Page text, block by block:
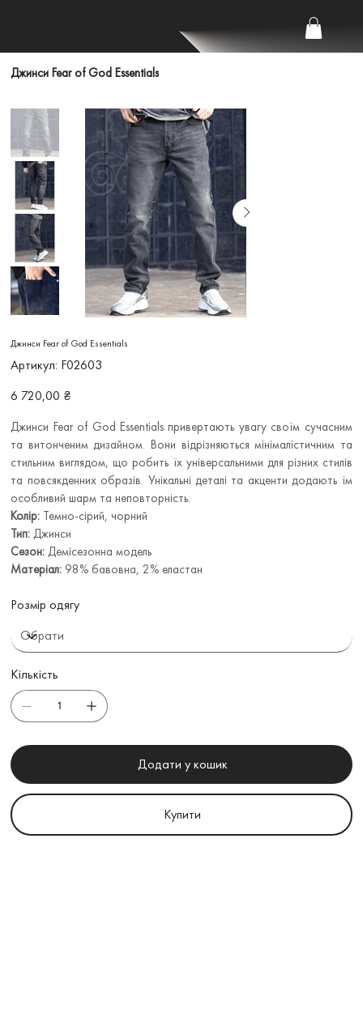
Джинси Fear of God Essentials
Джинси Fear of God Essentials
Артикул: Артикул
F02603
F02603
Ціна
6 720,00 ₴
Джинси Fear of God Essentials привертають увагу своїм сучасним
та витонченим дизайном. Вони відрізняються мінімалістичним та
стильним виглядом, що робить їх універсальними для різних стилів
та повсякденних образів. Унікальні деталі та акценти додають їм
особливий шарм та неповторність.
Колір: Темно-сірий, чорний
Тип: Джинси
Сезон: Демісезонна модель
Матеріал: 98% бавовна, 2% еластан
Розмір одягу
Кількість
Додати у кошик
Купити